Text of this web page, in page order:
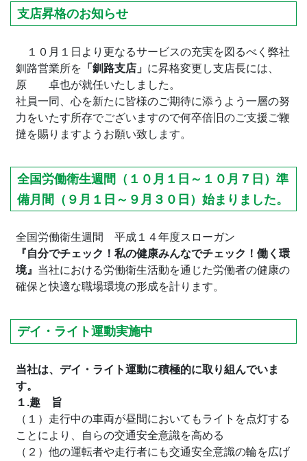
支店昇格のお知らせ
１０月１日より更なるサービスの充実を図るべく弊社
釧路営業所を 「釧路支店」 に昇格変更し支店長には、
原 卓也が就任いたしました。
社員一同、心を新たに皆様のご期待に添うよう一層の努
力をいたす所存でございますので何卒倍旧のご支援ご鞭
撻を賜りますようお願い致します。
全国労働衛生週間（１０月１日～１０月７日）準
備月間（９月１日～９月３０日）始まりました。
全国労働衛生週間 平成１４年度スローガン
『自分でチェック！私の健康みんなでチェック！働く環
境』 当社における労働衛生活動を通じた労働者の健康の
確保と快適な職場環境の形成を計ります。
デイ・ライト運動実施中
当社は、デイ・ライト運動に積極的に取り組んでいま
す。
１.趣 旨
（１）走行中の車両が昼間においてもライトを点灯する
ことにより、自らの交通安全意識を高める
（２）他の運転者や走行者にも交通安全意識の輪を広げ